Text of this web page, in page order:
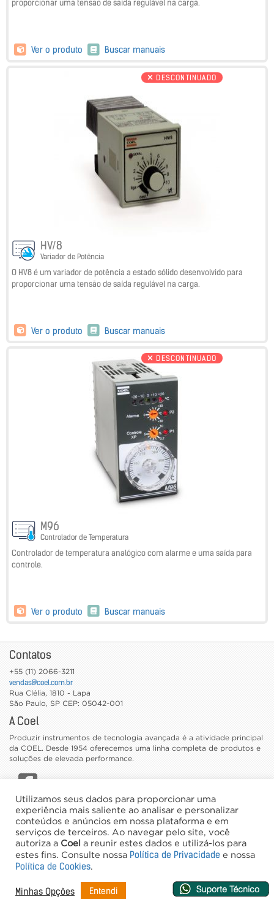
proporcionar uma tensão de saída regulável na carga.
Ver o produto Buscar manuais
DESCONTINUADO
HV/8
Variador de Potência
O HV8 é um variador de potência a estado sólido desenvolvido para
proporcionar uma tensão de saída regulável na carga.
Ver o produto Buscar manuais
DESCONTINUADO
M96
Controlador de Temperatura
Controlador de temperatura analógico com alarme e uma saída para
controle.
Ver o produto Buscar manuais
Contatos
+55 (11) 2066-3211
vendas@coel.com.br
Rua Clélia, 1810 - Lapa
São Paulo, SP CEP: 05042-001
A Coel
Produzir instrumentos de tecnologia avançada é a atividade principal
da COEL. Desde 1954 oferecemos uma linha completa de produtos e
soluções de elevada performance.
CATÁLOGOS
TRABALHE CONOSCO
NEWSLETTER
©2026 Coel - Todos os direitos reservados
Utilizamos seus dados para proporcionar uma
experiência mais saliente ao analisar e personalizar
conteúdos e anúncios em nossa plataforma e em
serviços de terceiros. Ao navegar pelo site, você
autoriza a Coel
a reunir estes dados e utilizá-los para
estes fins. Consulte nossa Política de Privacidade e nossa
Política de Cookies.
Minhas Opções Entendi